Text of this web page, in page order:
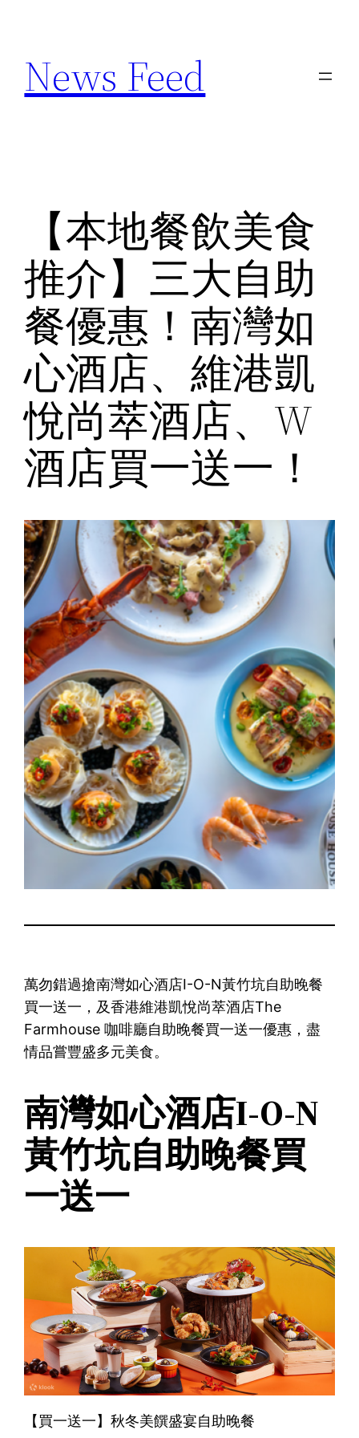
content
News Feed
【本地餐飲美食
推介】三大自助
餐優惠！南灣如
心酒店、維港凱
悅尚萃酒店、W
酒店買一送一！
萬勿錯過搶南灣如心酒店I-O-N黃竹坑自助晚餐
買一送一，及香港維港凱悅尚萃酒店The
Farmhouse 咖啡廳自助晚餐買一送一優惠，盡
情品嘗豐盛多元美食。
南灣如心酒店I-O-N
黃竹坑自助晚餐買
一送一
【買一送一】秋冬美饌盛宴自助晚餐